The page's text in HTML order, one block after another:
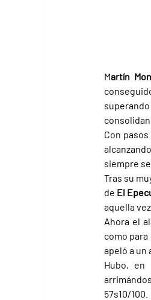
Martín
Con
siempre
Tras su
de El
aquella
Ahora el
como
apeló a un
Hubo,
57s10/100.